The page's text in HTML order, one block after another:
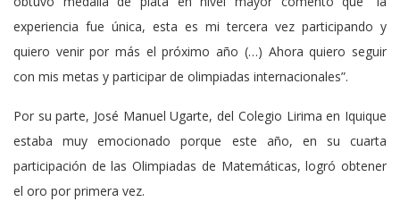
experiencia fue única, esta es mi tercera vez participando y
quiero venir por más el próximo año (…) Ahora quiero seguir
con mis metas y participar de olimpiadas internacionales”.
Por su parte, José Manuel Ugarte, del Colegio Lirima en Iquique
estaba muy emocionado porque este año, en su cuarta
participación de las Olimpiadas de Matemáticas, logró obtener
el oro por primera vez.